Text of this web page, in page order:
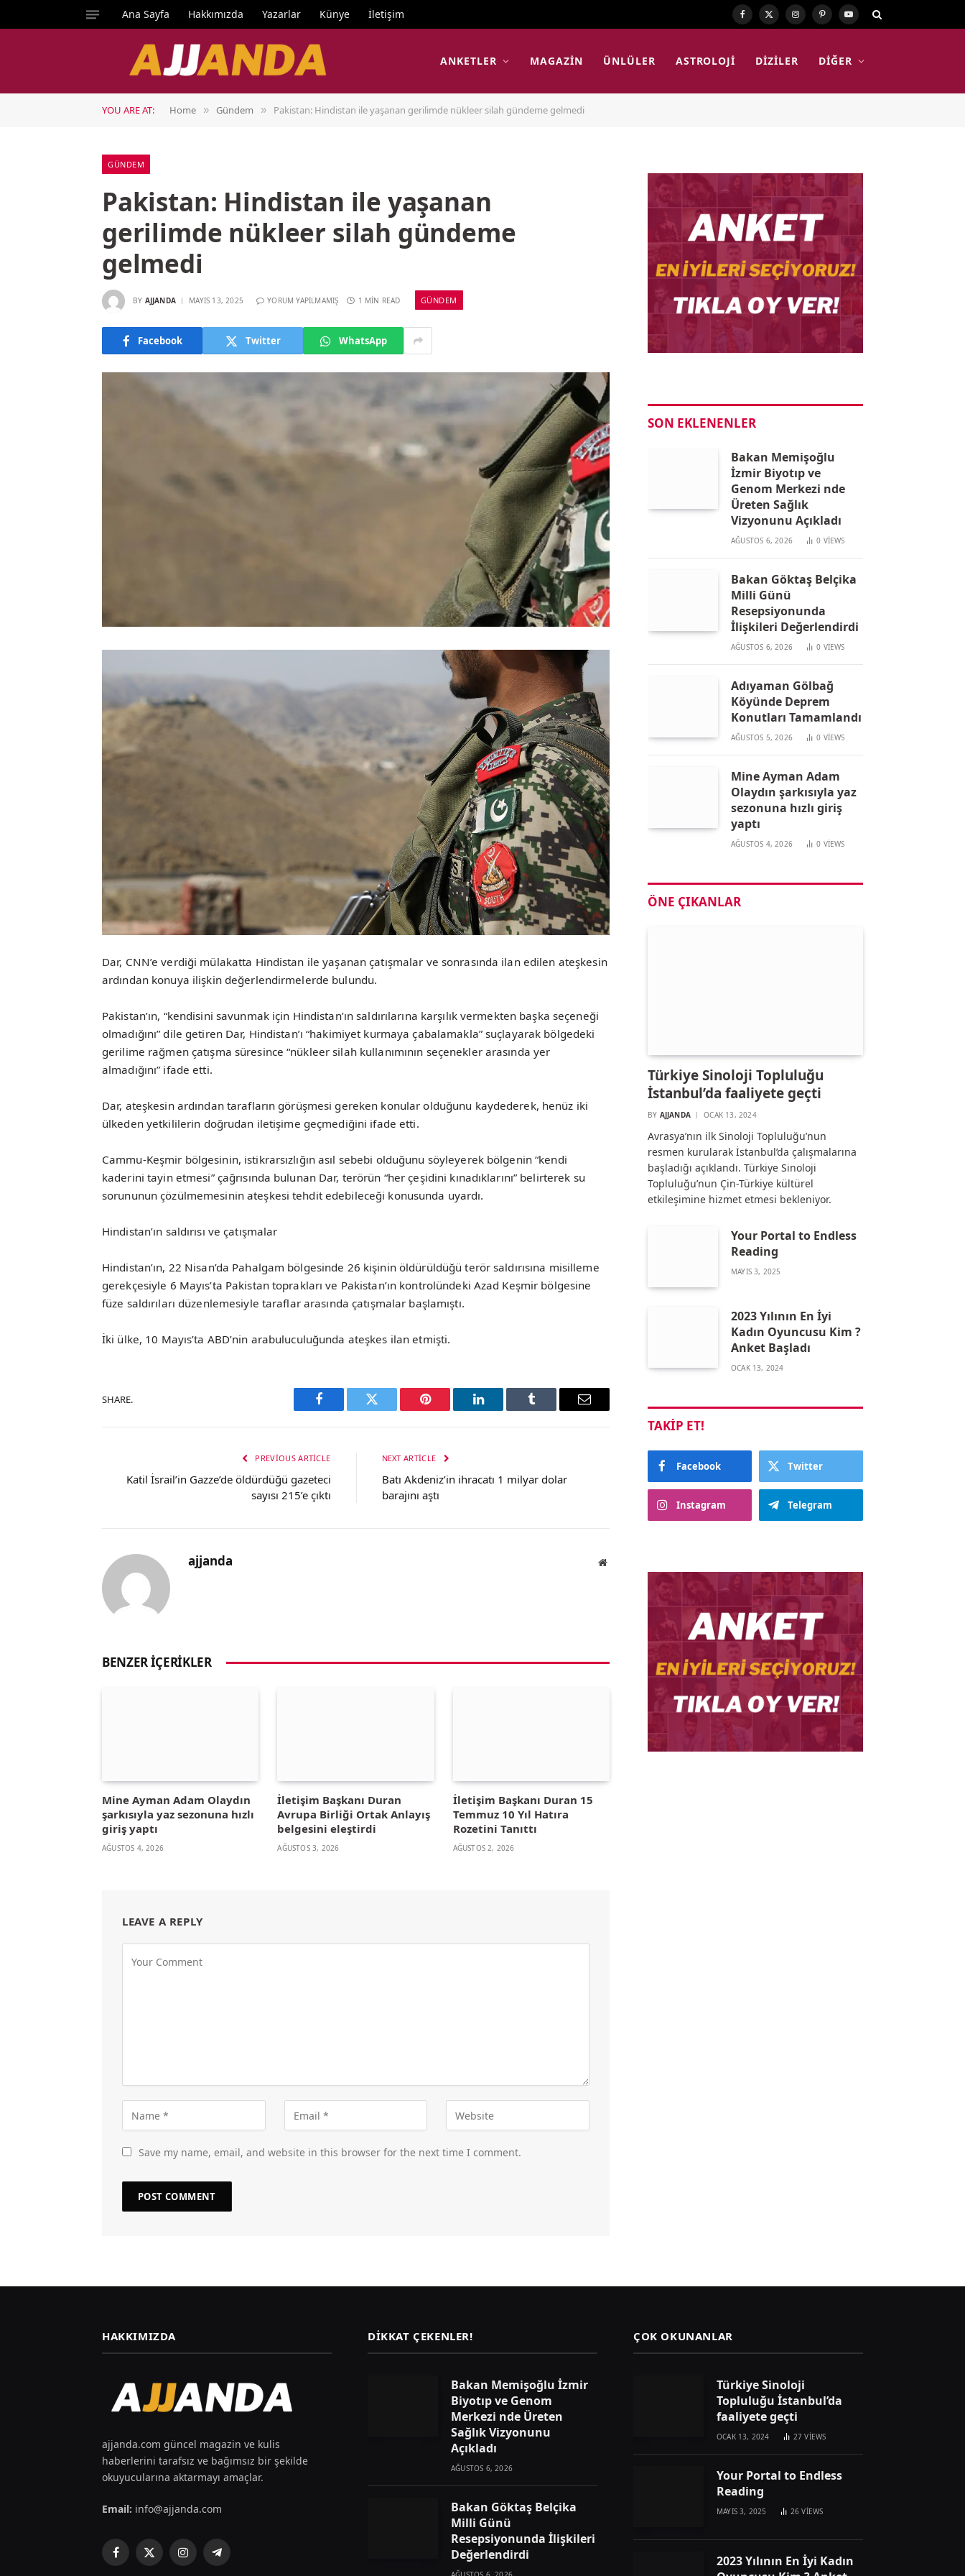
Ana Sayfa Hakkımızda Yazarlar Künye İletişim Facebook
X
Instagram
PinterestYouTube
ANKETLER MAGAZIN ÜNLÜLER ASTROLOJI DIZILER DIĞER
YOU ARE AT: Home » Gündem » Pakistan: Hindistan ile yaşanan gerilimde nükleer silah gündeme gelmedi
GÜNDEM
Pakistan: Hindistan ile yaşanan
gerilimde nükleer silah gündeme
gelmedi
BY AJJANDA MAYIS 13, 2025 YORUM YAPILMAMIŞ 1 MIN READ GÜNDEM
Facebook Twitter WhatsApp
Dar, CNN’e verdiği mülakatta Hindistan ile yaşanan çatışmalar ve sonrasında ilan edilen ateşkesin
ardından konuya ilişkin değerlendirmelerde bulundu.
Pakistan’ın, “kendisini savunmak için Hindistan’ın saldırılarına karşılık vermekten başka seçeneği
olmadığını” dile getiren Dar, Hindistan’ı “hakimiyet kurmaya çabalamakla” suçlayarak bölgedeki
gerilime rağmen çatışma süresince “nükleer silah kullanımının seçenekler arasında yer
almadığını” ifade etti.
Dar, ateşkesin ardından tarafların görüşmesi gereken konular olduğunu kaydederek, henüz iki
ülkeden yetkililerin doğrudan iletişime geçmediğini ifade etti.
Cammu-Keşmir bölgesinin, istikrarsızlığın asıl sebebi olduğunu söyleyerek bölgenin “kendi
kaderini tayin etmesi” çağrısında bulunan Dar, terörün “her çeşidini kınadıklarını” belirterek su
sorununun çözülmemesinin ateşkesi tehdit edebileceği konusunda uyardı.
Hindistan’ın saldırısı ve çatışmalar
Hindistan’ın, 22 Nisan’da Pahalgam bölgesinde 26 kişinin öldürüldüğü terör saldırısına misilleme
gerekçesiyle 6 Mayıs’ta Pakistan toprakları ve Pakistan’ın kontrolündeki Azad Keşmir bölgesine
füze saldırıları düzenlemesiyle taraflar arasında çatışmalar başlamıştı.
İki ülke, 10 Mayıs’ta ABD’nin arabuluculuğunda ateşkes ilan etmişti.
SHARE.
Facebook Twitter Pinterest LinkedIn Tumblr Email
PREVIOUS ARTICLE
Katil İsrail’in Gazze’de öldürdüğü gazeteci
sayısı 215’e çıktı
NEXT ARTICLE
Batı Akdeniz’in ihracatı 1 milyar dolar
barajını aştı
ajjanda Website
BENZER İÇERIKLER
Mine Ayman Adam Olaydın
şarkısıyla yaz sezonuna hızlı
giriş yaptı
AĞUSTOS 4, 2026
İletişim Başkanı Duran
Avrupa Birliği Ortak Anlayış
belgesini eleştirdi
AĞUSTOS 3, 2026
İletişim Başkanı Duran 15
Temmuz 10 Yıl Hatıra
Rozetini Tanıttı
AĞUSTOS 2, 2026
LEAVE A REPLY
Save my name, email, and website in this browser for the next time I comment.
SON EKLENENLER
Bakan Memişoğlu
İzmir Biyotıp ve
Genom Merkezi nde
Üreten Sağlık
Vizyonunu Açıkladı
AĞUSTOS 6, 2026 0 VIEWS
Bakan Göktaş Belçika
Milli Günü
Resepsiyonunda
İlişkileri Değerlendirdi
AĞUSTOS 6, 2026 0 VIEWS
Adıyaman Gölbağ
Köyünde Deprem
Konutları Tamamlandı
AĞUSTOS 5, 2026 0 VIEWS
Mine Ayman Adam
Olaydın şarkısıyla yaz
sezonuna hızlı giriş
yaptı
AĞUSTOS 4, 2026 0 VIEWS
ÖNE ÇIKANLAR
Türkiye Sinoloji Topluluğu
İstanbul’da faaliyete geçti
BY AJJANDA OCAK 13, 2024
Avrasya’nın ilk Sinoloji Topluluğu’nun
resmen kurularak İstanbul’da çalışmalarına
başladığı açıklandı. Türkiye Sinoloji
Topluluğu’nun Çin-Türkiye kültürel
etkileşimine hizmet etmesi bekleniyor.
Your Portal to Endless
Reading
MAYIS 3, 2025
2023 Yılının En İyi
Kadın Oyuncusu Kim ?
Anket Başladı
OCAK 13, 2024
TAKIP ET!
Facebook Twitter
Instagram Telegram
HAKKIMIZDA
ajjanda.com güncel magazin ve kulis
haberlerini tarafsız ve bağımsız bir şekilde
okuyucularına aktarmayı amaçlar.
Email: info@ajjanda.com
Facebook
X
InstagramTelegram
DIKKAT ÇEKENLER!
Bakan Memişoğlu İzmir
Biyotıp ve Genom
Merkezi nde Üreten
Sağlık Vizyonunu
Açıkladı
AĞUSTOS 6, 2026
Bakan Göktaş Belçika
Milli Günü
Resepsiyonunda İlişkileri
Değerlendirdi
ÇOK OKUNANLAR
Türkiye Sinoloji
Topluluğu İstanbul’da
faaliyete geçti
OCAK 13, 2024 27VIEWS
Your Portal to Endless
Reading
MAYIS 3, 2025 26VIEWS
2023 Yılının En İyi Kadın